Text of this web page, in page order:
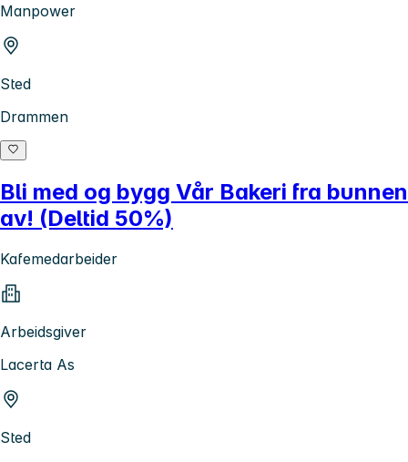
Manpower
Sted
Drammen
Bli med og bygg Vår Bakeri fra bunnen
av! (Deltid 50%)
Kafemedarbeider
Arbeidsgiver
Lacerta As
Sted